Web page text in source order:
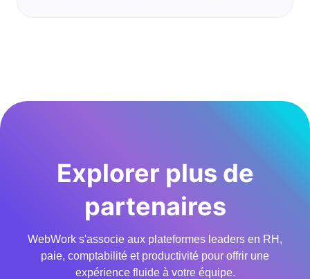
Explorer plus de
partenaires
WebWork s'associe aux plateformes leaders en RH,
paie, comptabilité et productivité pour offrir une
expérience fluide à votre équipe.